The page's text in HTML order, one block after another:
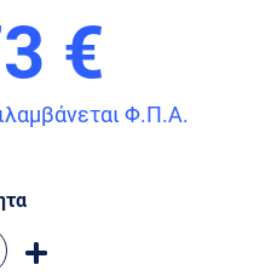
€
Φ.Π.Α.